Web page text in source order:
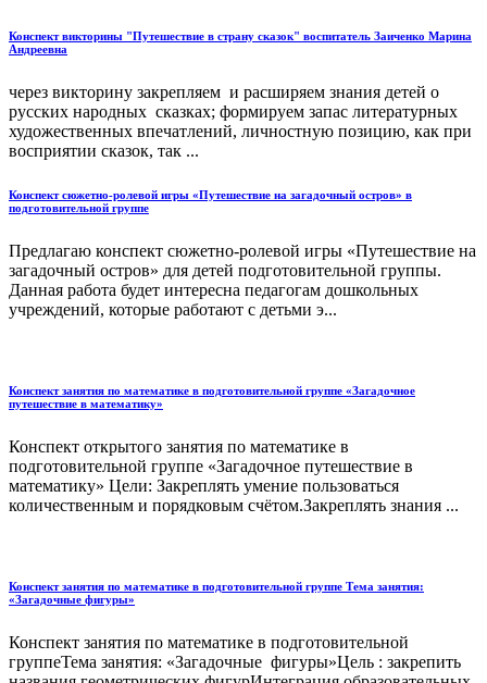
Конспект викторины "Путешествие в страну сказок" воспитатель Заиченко Марина
Андреевна
через викторину закрепляем и расширяем знания детей о
русских народных сказках; формируем запас литературных
художественных впечатлений, личностную позицию, как при
восприятии сказок, так ...
Конспект сюжетно-ролевой игры «Путешествие на загадочный остров» в
подготовительной группе
Предлагаю конспект сюжетно-ролевой игры «Путешествие на
загадочный остров» для детей подготовительной группы.
Данная работа будет интересна педагогам дошкольных
учреждений, которые работают с детьми э...
Конспект занятия по математике в подготовительной группе «Загадочное
путешествие в математику»
Конспект открытого занятия по математике в
подготовительной группе «Загадочное путешествие в
математику» Цели: Закреплять умение пользоваться
количественным и порядковым счётом.Закреплять знания ...
Конспект занятия по математике в подготовительной группе Тема занятия:
«Загадочные фигуры»
Конспект занятия по математике в подготовительной
группеТема занятия: «Загадочные фигуры»Цель : закрепить